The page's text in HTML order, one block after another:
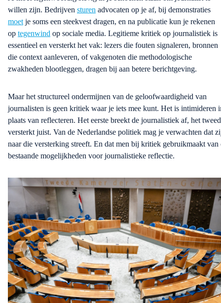
willen zijn. Bedrijven sturen advocaten op je af, bij demonstraties
moet je soms een steekvest dragen, en na publicatie kun je rekenen
op tegenwind op sociale media. Legitieme kritiek op journalistiek is
essentieel en versterkt het vak: lezers die fouten signaleren, bronnen
die context aanleveren, of vakgenoten die methodologische
zwakheden blootleggen, dragen bij aan betere berichtgeving.
Maar het structureel ondermijnen van de geloofwaardigheid van
journalisten is geen kritiek waar je iets mee kunt. Het is intimideren
plaats van reflecteren. Het eerste breekt de journalistiek af, het
versterkt juist. Van de Nederlandse politiek mag je verwachten dat
naar die versterking streeft. En dat men bij kritiek gebruikmaakt van
bestaande mogelijkheden voor journalistieke reflectie.